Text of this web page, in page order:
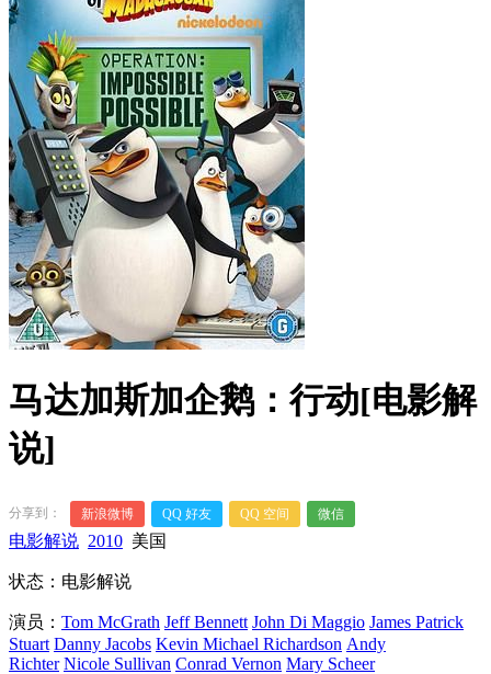
马达加斯加企鹅：行动[电影解
说]
分享到： 新浪微博 QQ 好友 QQ 空间 微信
电影解说 2010 美国
状态：电影解说
演员： Tom McGrath Jeff Bennett John Di Maggio James Patrick
Stuart Danny Jacobs Kevin Michael Richardson Andy
Richter Nicole Sullivan Conrad Vernon Mary Scheer